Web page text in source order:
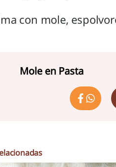
con mole,
Mole en Pasta